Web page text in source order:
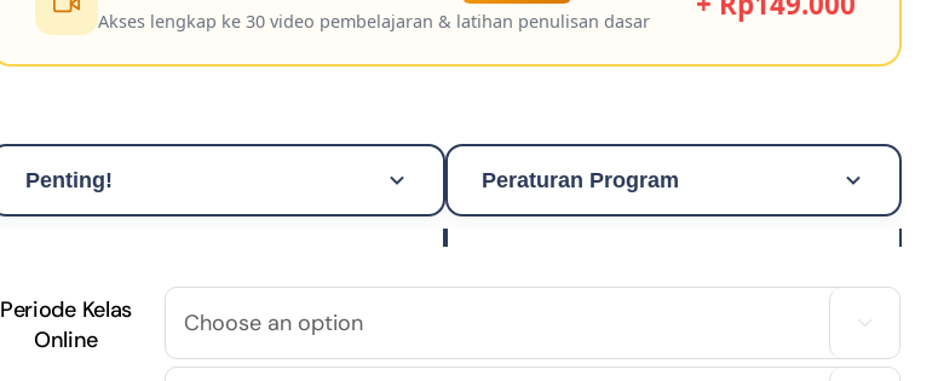
Akses lengkap ke 30 video pembelajaran & latihan penulisan dasar
Penting!
identitas pendaftar yang bersangkutan.
Refresh laman ini jika Anda mengalami
kendala ketika ingin mengganti
Peraturan Program
test dianggap siap menanggung
Periode Kelas
Online
